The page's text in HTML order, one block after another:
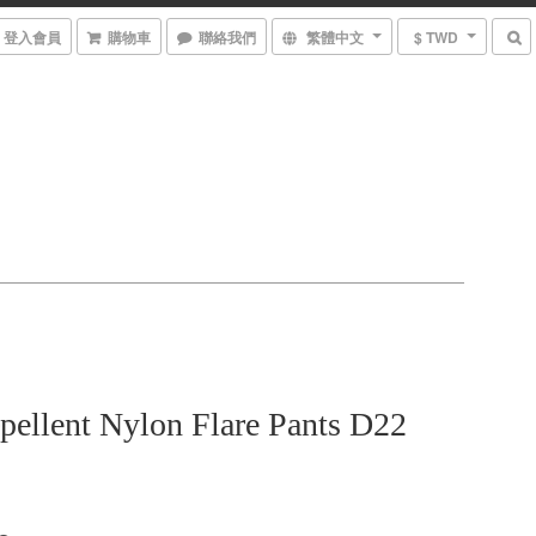
登入會員 購物車 聯絡我們 繁體中文 $ TWD
Nylon Flare Pants D22